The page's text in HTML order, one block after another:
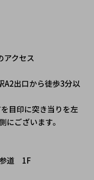
アクセス
A2出口から徒歩3分以
目印に突き当りを左
にございます。
道　1F